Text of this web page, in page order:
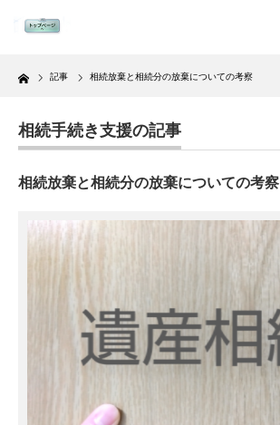
Home 記事 相続放棄と相続分の放棄についての考察
相続手続き支援の記事
相続放棄と相続分の放棄についての考察